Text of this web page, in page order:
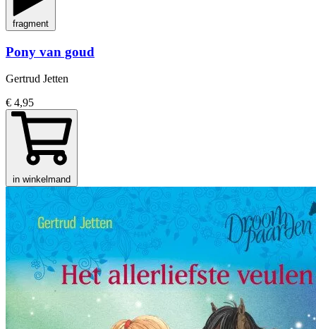
fragment
Pony van goud
Gertrud Jetten
€ 4,95
in winkelmand